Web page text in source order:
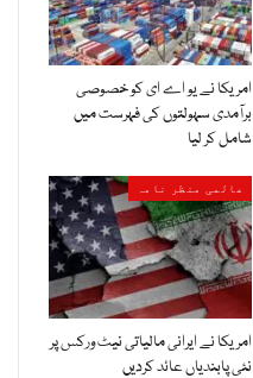
امریکا نے یو اے ای کو خصوصی
برآمدی سہولتوں کی فہرست میں
شامل کر لیا
عالمی منظر نامہ
امریکا نے ایرانی مالیاتی نیٹ ورکس پر
نئی پابندیاں عائد کردیں